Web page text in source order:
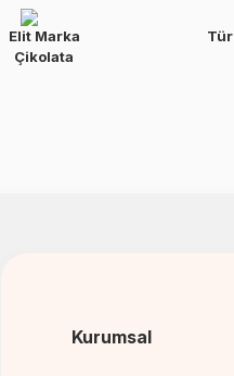
Elit Marka
Çikolata
Kurumsal